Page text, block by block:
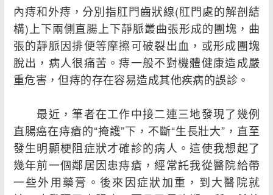
疾病
內痔和外痔，分別指肛門齒狀線(肛門處的解剖結
構)上下兩側直腸上下靜脈叢曲張形成的團塊，曲
張的靜脈因排便等摩擦可破裂出血，或形成團塊
脫出，病人很痛苦。痔一般不對機體健康造成嚴
重危害，但痔的存在容易造成其他疾病的誤診。
最近，筆者在工作中接二連三地發現了幾例
直腸癌在痔瘡的“掩護”下，不斷“生長壯大”，直至
發生明顯梗阻症狀才確診的病人。這使我想起了
幾年前一個鄰居因患痔瘡，經常託我從醫院給帶
一些外用藥膏。後來因症狀加重，到大醫院就